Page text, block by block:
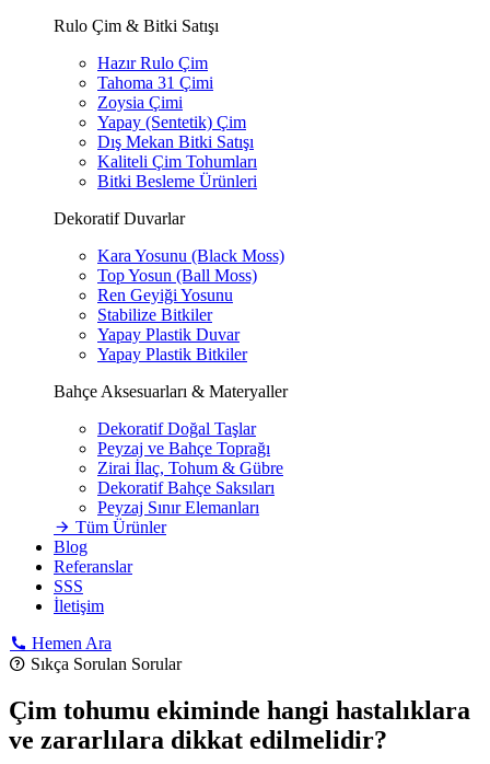
Rulo Çim & Bitki Satışı
Hazır Rulo Çim
Tahoma 31 Çimi
Zoysia Çimi
Yapay (Sentetik) Çim
Dış Mekan Bitki Satışı
Kaliteli Çim Tohumları
Bitki Besleme Ürünleri
Dekoratif Duvarlar
Kara Yosunu (Black Moss)
Top Yosun (Ball Moss)
Ren Geyiği Yosunu
Stabilize Bitkiler
Yapay Plastik Duvar
Yapay Plastik Bitkiler
Bahçe Aksesuarları & Materyaller
Dekoratif Doğal Taşlar
Peyzaj ve Bahçe Toprağı
Zirai İlaç, Tohum & Gübre
Dekoratif Bahçe Saksıları
Peyzaj Sınır Elemanları
Tüm Ürünler
Blog
Referanslar
SSS
İletişim
Hemen Ara
Sıkça Sorulan Sorular
Çim tohumu ekiminde hangi hastalıklara
ve zararlılara dikkat edilmelidir?